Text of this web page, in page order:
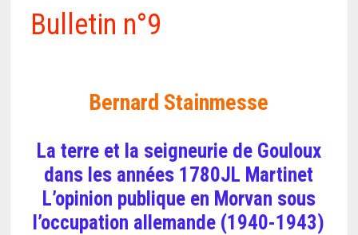
Bulletin n°9
Bernard Stainmesse
La terre et la seigneurie de Gouloux
dans les années 1780JL Martinet
L’opinion publique en Morvan sous
l’occupation allemande (1940-1943)